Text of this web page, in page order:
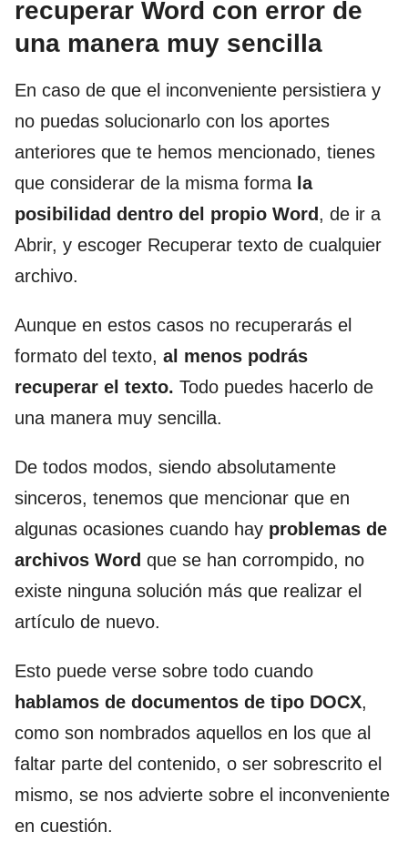
recuperar Word con error de
una manera muy sencilla
En caso de que el inconveniente persistiera y
no puedas solucionarlo con los aportes
anteriores que te hemos mencionado, tienes
que considerar de la misma forma la
posibilidad dentro del propio Word, de ir a
Abrir, y escoger Recuperar texto de cualquier
archivo.
Aunque en estos casos no recuperarás el
formato del texto, al menos podrás
recuperar el texto. Todo puedes hacerlo de
una manera muy sencilla.
De todos modos, siendo absolutamente
sinceros, tenemos que mencionar que en
algunas ocasiones cuando hay problemas de
archivos Word que se han corrompido, no
existe ninguna solución más que realizar el
artículo de nuevo.
Esto puede verse sobre todo cuando
hablamos de documentos de tipo DOCX,
como son nombrados aquellos en los que al
faltar parte del contenido, o ser sobrescrito el
mismo, se nos advierte sobre el inconveniente
en cuestión.